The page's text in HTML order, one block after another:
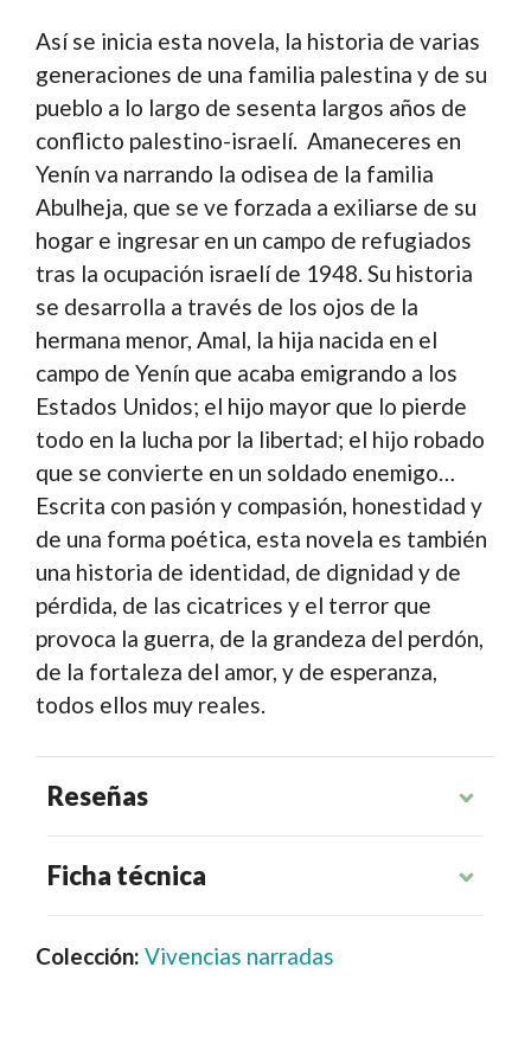
Así se inicia esta novela, la historia de varias
generaciones de una familia palestina y de su
pueblo a lo largo de sesenta largos años de
conflicto palestino-israelí. Amaneceres en
Yenín va narrando la odisea de la familia
Abulheja, que se ve forzada a exiliarse de su
hogar e ingresar en un campo de refugiados
tras la ocupación israelí de 1948. Su historia
se desarrolla a través de los ojos de la
hermana menor, Amal, la hija nacida en el
campo de Yenín que acaba emigrando a los
Estados Unidos; el hijo mayor que lo pierde
todo en la lucha por la libertad; el hijo robado
que se convierte en un soldado enemigo…
Escrita con pasión y compasión, honestidad y
de una forma poética, esta novela es también
una historia de identidad, de dignidad y de
pérdida, de las cicatrices y el terror que
provoca la guerra, de la grandeza del perdón,
de la fortaleza del amor, y de esperanza,
todos ellos muy reales.
Reseñas
Ficha técnica
Colección: Vivencias narradas